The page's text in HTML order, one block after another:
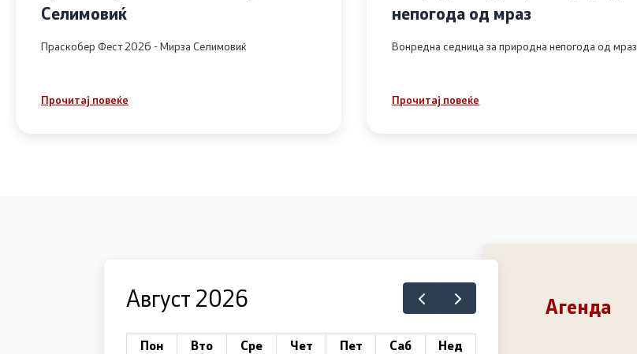
Селимовиќ
Праскобер Фест 2026 - Мирза Селимовиќ
Прочитај повеќе
непогода од мраз
Вонредна седница за природна непогода од мраз
Прочитај повеќе
Август 2026
Пон Вто Сре Чет Пет Саб
Нед
Агенда